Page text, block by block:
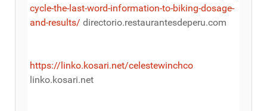
cycle-the-last-word-information-to-biking-dosage-
and-results/ directorio.restaurantesdeperu.com
https://linko.kosari.net/celestewinchco
linko.kosari.net